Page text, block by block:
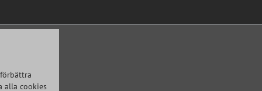
alla cookies